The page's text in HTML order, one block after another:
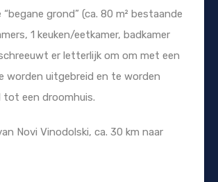
grond” (ca. 80 m² bestaande
1 keuken/eetkamer, badkamer
er letterlijk om om met een
worden uitgebreid en te worden
een droomhuis.
Novi Vinodolski, ca. 30 km naar